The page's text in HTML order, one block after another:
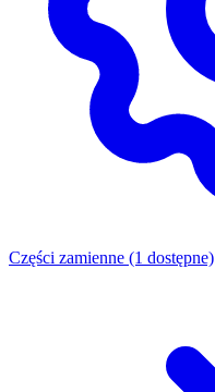
Części zamienne (1 dostępne)